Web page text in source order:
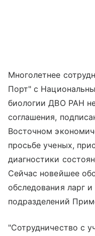
Многолетнее
Порт" с
биологии ДВО РАН
соглашения,
Восточном
просьбе ученых,
диагностики
Сейчас новейшее
обследования ларг
подразделений
"Сотрудничество с